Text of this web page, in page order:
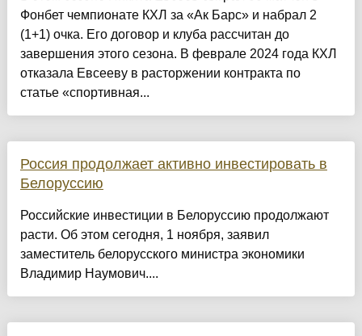
Фонбет чемпионате КХЛ за «Ак Барс» и набрал 2
(1+1) очка. Его договор и клуба рассчитан до
завершения этого сезона. В феврале 2024 года КХЛ
отказала Евсееву в расторжении контракта по
статье «спортивная...
Россия продолжает активно инвестировать в
Белоруссию
Российские инвестиции в Белоруссию продолжают
расти. Об этом сегодня, 1 ноября, заявил
заместитель белорусского министра экономики
Владимир Наумович....